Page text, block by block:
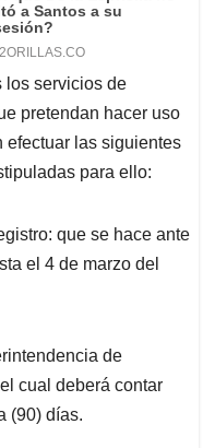
los servicios de
pretendan hacer uso
efectuar las siguientes
para ello:
que se hace ante
el 4 de marzo del
de
cual deberá contar
(90) días.